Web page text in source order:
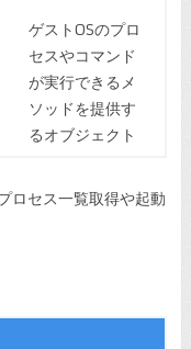
ゲストOSのプロ
セスやコマンド
が実行できるメ
ソッドを提供す
るオブジェクト
ロセス一覧取得や起動